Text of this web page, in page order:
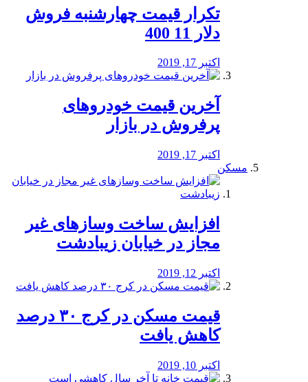
تکرار قیمت چهارشنبه فروش
دلار 11 400
اکتبر 17, 2019
آخرین قیمت خودرو‌های
پرفروش در بازار
اکتبر 17, 2019
مسکن
افزایش ساخت وسازهای غیر
مجاز در خیابان زیبادشت
اکتبر 12, 2019
️قیمت مسکن در کرج ۳۰ درصد
کاهش یافت
اکتبر 10, 2019